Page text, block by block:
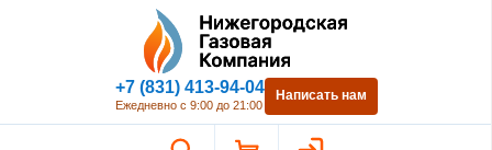
Нижегородская Газовая
+7 (831) 413-94-04
Ежедневно с 9:00 до 21:00
Написать нам